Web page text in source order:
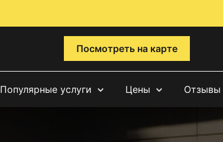
Посмотреть на карте
Популярные услуги Цены Отзывы